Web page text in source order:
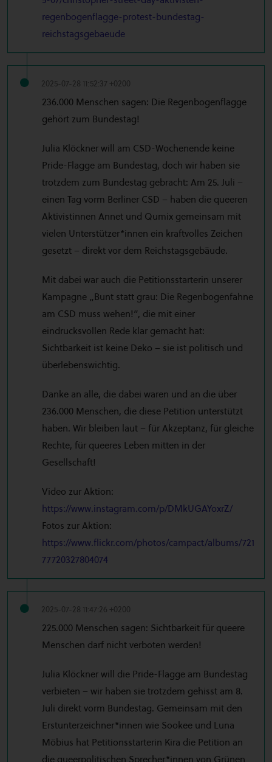
regenbogenflagge-protest-bundestag-
reichstagsgebaeude
2025-07-28 11:52:37 +0200
236.000 Menschen sagen: Die Regenbogenflagge
gehört zum Bundestag!
Julia Klöckner will am CSD-Wochenende keine
Pride-Flagge am Bundestag, doch wir haben sie
trotzdem zum Bundestag gebracht: Am 25. Juli –
einen Tag vorm Berliner CSD – haben die queeren
Aktivistinnen Annet und Qumix gemeinsam mit
vielen Unterstützer*innen ein kraftvolles Zeichen
gesetzt – direkt vor dem Reichstagsgebäude.
Mit dabei war auch die Petitionsstarterin unserer
Kampagne „Bunt statt grau: Die Regenbogenfahne
am CSD muss wehen!”, die mit einer
eindrucksvollen Rede klar gemacht hat:
Sichtbarkeit ist keine Deko – sie ist politisch und
überlebenswichtig.
Danke an alle, die dabei waren und an die über
236.000 Menschen, die diese Petition unterstützt
haben. Wir bleiben laut – für Akzeptanz, für gleiche
Rechte, für queeres Leben mitten in der
Gesellschaft!
Video zur Aktion:
https://www.instagram.com/p/DMkUGAYoxrZ/
Fotos zur Aktion:
https://www.flickr.com/photos/campact/albums/721
77720327804074
2025-07-28 11:47:26 +0200
225.000 Menschen sagen: Sichtbarkeit für queere
Menschen darf nicht verboten werden!
Julia Klöckner will die Pride-Flagge am Bundestag
verbieten – wir haben sie trotzdem gehisst am 8.
Juli direkt vorm Bundestag. Gemeinsam mit den
Erstunterzeichner*innen wie Sookee und Luna
Möbius hat Petitionsstarterin Kira die Petition an